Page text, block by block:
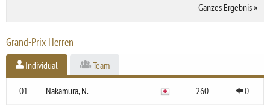
Ganzes Ergebnis»
Grand-Prix Herren
Individual Team
01 Nakamura, N. 260 0